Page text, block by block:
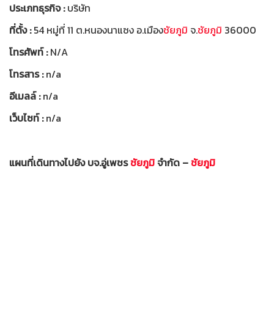
ประเภทธุรกิจ :บริษัท
ที่ตั้ง :54 หมู่ที่ 11 ต.หนองนาแซง อ.เมืองชัยภูมิ จ.ชัยภูมิ 36000
โทรศัพท์ :N/A
โทรสาร :n/a
อีเมลล์ :n/a
เว็บไซท์ :n/a
แผนที่เดินทางไปยัง บจ.อู่เพชรชัยภูมิจำกัด –ชัยภูมิ